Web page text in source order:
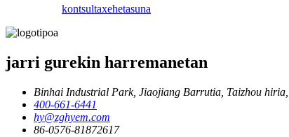
kontsultaxehetasuna
jarri gurekin harremanetan
Binhai Industrial Park, Jiaojiang Barrutia, Taizhou
400-661-6441
hy@zghyem.com
86-0576-81872617